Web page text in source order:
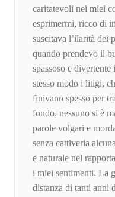
caritatevoli nei miei
esprimermi, ricco di
suscitava l’ilarità dei
quando prendevo il
spassoso e
stesso modo i litigi,
finivano spesso per
fondo, nessuno si è
parole volgari e
senza cattiveria
e naturale nel
i miei sentimenti. La
distanza di tanti anni